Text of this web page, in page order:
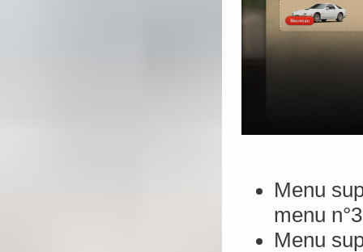
Menu
menu
Menu